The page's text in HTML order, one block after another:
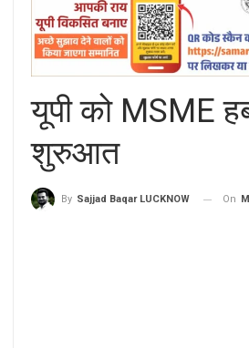
यूपी को MSME
शुरुआत
By Sajjad Baqar LUCKNOW On